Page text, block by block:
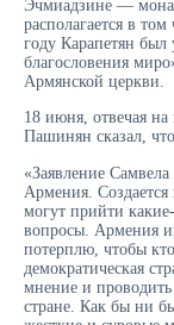
Эчмиадзине —
располагается в
году Карапетян был
благословения
Армянской церкви.
18 июня, отвечая на
Пашинян сказал,
«Заявление
Армения.
могут прийти
вопросы. Армения
потерплю, чтобы
демократическая
мнение и
стране. Как бы ни